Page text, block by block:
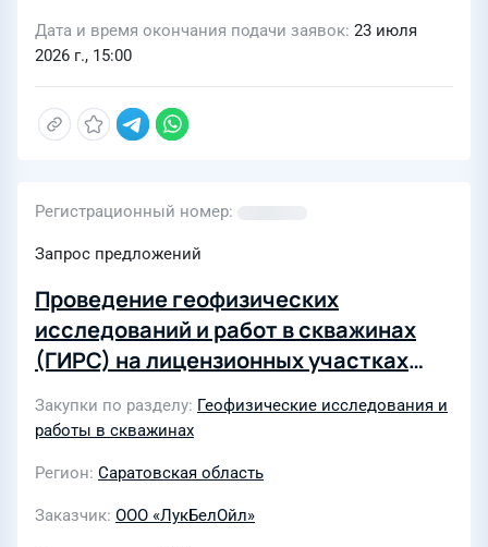
Дата и время окончания подачи заявок 23 июля
2026 г., 15:00
Регистрационный номер
Запрос предложений
Проведение геофизических
исследований и работ в скважинах
(ГИРС) на лицензионных участках
ООО "ЛукБелОйл" в 2026 году
Закупки по разделу Геофизические исследования и
работы в скважинах
Регион Саратовская область
Заказчик ООО «ЛукБелОйл»